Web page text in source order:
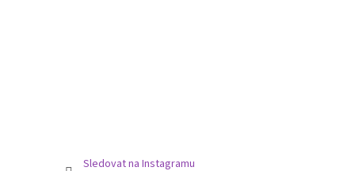
Sledovat na Instagramu